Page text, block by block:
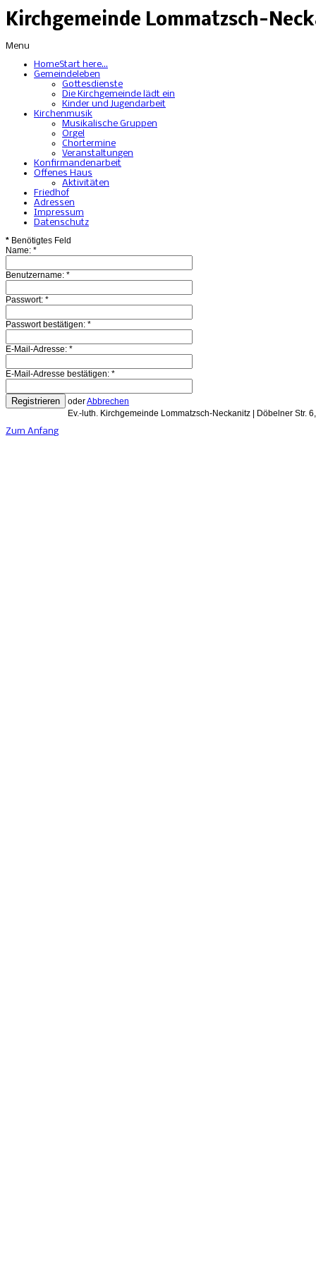
Kirchgemeinde Lommatzsch-
Menu
HomeStart here...
Gemeindeleben
Gottesdienste
Die Kirchgemeinde lädt ein
Kinder und Jugendarbeit
Kirchenmusik
Musikalische Gruppen
Orgel
Chortermine
Veranstaltungen
Konfirmandenarbeit
Offenes Haus
Aktivitäten
Friedhof
Adressen
Impressum
Datenschutz
* Benötigtes Feld
Name: *
Benutzername: *
Passwort: *
Passwort bestätigen: *
E-Mail-Adresse: *
E-Mail-Adresse bestätigen: *
Registrieren oderAbbrechen
Ev.-luth. Kirchgemeinde Lommatzsch-Neckanitz | Döbelner Str.
Zum Anfang